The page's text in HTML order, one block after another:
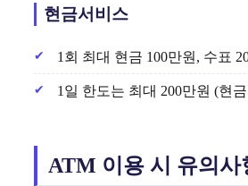
현금서비스
1회 최대 현금 100만원, 수표
1일 한도는 최대 200만원 (현
ATM 이용 시 유의사